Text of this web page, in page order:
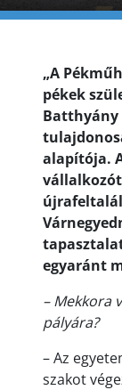
„A
pékek
Batthyány
alapítója.
egyaránt
– Mekkora
pályára?
– Az
szakot